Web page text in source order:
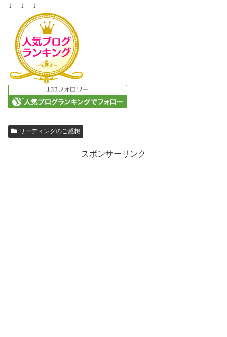
↓ ↓ ↓
リーディングのご感想
スポンサーリンク